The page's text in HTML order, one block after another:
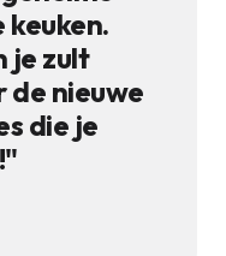
keuken.
je zult
de nieuwe
die je